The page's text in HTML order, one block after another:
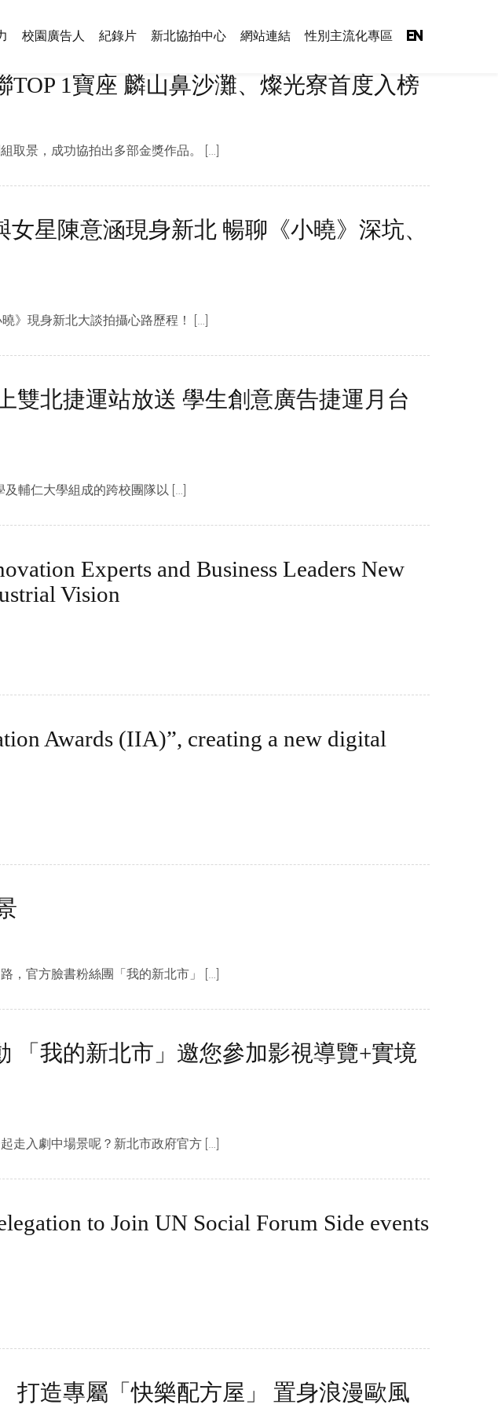
校園廣告人 紀錄片 新北協拍中心 網站連結 性別主流化專區 EN
1寶座 麟山鼻沙灘、燦光寮首度入榜
取景，成功協拍出多部金獎作品。 […]
星陳意涵現身新北 暢聊《小曉》深坑、
》現身新北大談拍攝心路歷程！ […]
雙北捷運站放送 學生創意廣告捷運月台
輔仁大學組成的跨校團隊以 […]
Experts and Business Leaders New
Vision
Awards (IIA)”, creating a new digital
，官方臉書粉絲團「我的新北市」 […]
「我的新北市」邀您參加影視導覽+實境
走入劇中場景呢？新北市政府官方 […]
to Join UN Social Forum Side events
造專屬「快樂配方屋」 置身浪漫歐風